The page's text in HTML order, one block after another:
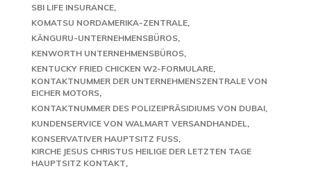
SBI LIFE INSURANCE
KOMATSU NORDAMERIKA-ZENTRALE
KÄNGURU-UNTERNEHMENSBÜROS
KENWORTH UNTERNEHMENSBÜROS
KENTUCKY FRIED CHICKEN W2-FORMULARE
KONTAKTNUMMER DER UNTERNEHMENSZENTRALE VON
EICHER MOTORS
KONTAKTNUMMER DES POLIZEIPRÄSIDIUMS VON DUBAI
KUNDENSERVICE VON WALMART VERSANDHANDEL
KONSERVATIVER HAUPTSITZ FUSS
KIRCHE JESUS CHRISTUS HEILIGE DER LETZTEN TAGE
HAUPTSITZ KONTAKT